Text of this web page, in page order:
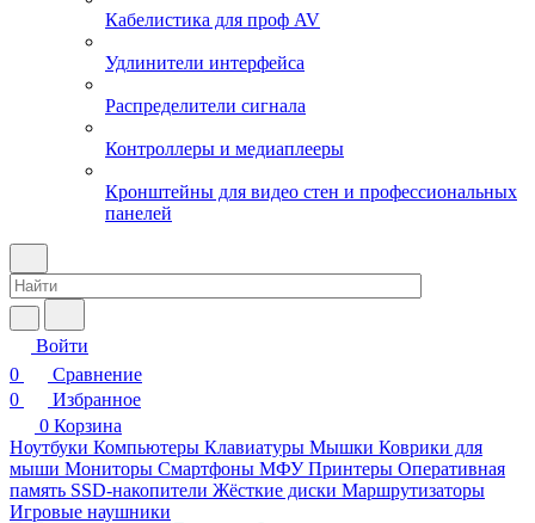
Кабелистика для проф AV
Удлинители интерфейса
Распределители сигнала
Контроллеры и медиаплееры
Кронштейны для видео стен и профессиональных
панелей
Войти
0
Сравнение
0
Избранное
0 Корзина
Ноутбуки Компьютеры Клавиатуры Мышки Коврики для
мыши Мониторы Смартфоны МФУ Принтеры Оперативная
память SSD-накопители Жёсткие диски Маршрутизаторы
Игровые наушники